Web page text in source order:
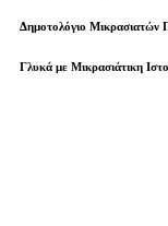
Δημοτολόγιο
Γλυκά με Μικρασιάτικη